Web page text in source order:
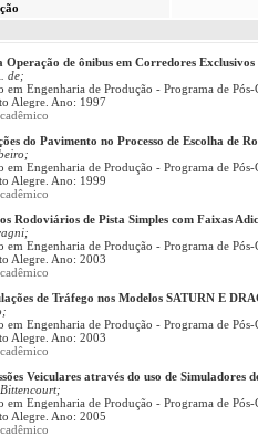
Operação de ônibus em Corredores Exclusivos
de;
em Engenharia de Produção - Programa de
Alegre. Ano: 1997
do Pavimento no Processo de Escolha de
em Engenharia de Produção - Programa de
Alegre. Ano: 1999
Rodoviários de Pista Simples com Faixas
em Engenharia de Produção - Programa de
Alegre. Ano: 2003
de Tráfego nos Modelos SATURN E
em Engenharia de Produção - Programa de
Alegre. Ano: 2003
Veiculares através do uso de Simuladores
Bittencourt;
em Engenharia de Produção - Programa de
Alegre. Ano: 2005